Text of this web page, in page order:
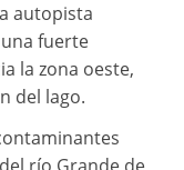
autopista
fuerte
la zona oeste,
del lago.